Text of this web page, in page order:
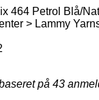
464 Petrol Blå/
> Lammy
på 43